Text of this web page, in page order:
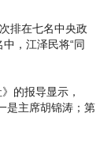
排在七名中央政
，江泽民将“同
的报导显示，
是主席胡锦涛；第